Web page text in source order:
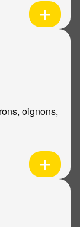
oignons,